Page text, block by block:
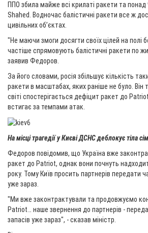
ППО збила майже всі крилаті ракети та понад
Shahed. Водночас балістичні ракети все ж
цивільних об’єктах.
"Не маючи змоги досягти своїх цілей на полі
частіше спрямовують балістичні ракети по
заявив Федоров.
За його словами, росія збільшує кількість
ракети в масштабах, яких раніше не було. Він
світі спостерігається дефіцит ракет до
встигає за темпами атак.
На місці трагедії у Києві ДСНС деблокує тіла
Федоров повідомив, що Україна вже
ракет до Patriot, однак вони почнуть
року. Тому Київ просить партнерів передати
уже зараз.
"Ми вже законтрактували та продовжуємо
Patriot… наше звернення до партнерів -
запасів уже зараз", - сказав міністр.